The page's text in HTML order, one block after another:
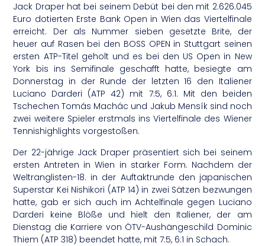
Jack Draper hat bei seinem Debüt bei den mit 2.626.045
Euro dotierten Erste Bank Open in Wien das Viertelfinale
erreicht. Der als Nummer sieben gesetzte Brite, der
heuer auf Rasen bei den BOSS OPEN in Stuttgart seinen
ersten ATP-Titel geholt und es bei den US Open in New
York bis ins Semifinale geschafft hatte, besiegte am
Donnerstag in der Runde der letzten 16 den Italiener
Luciano Darderi (ATP 42) mit 7:5, 6:1. Mit den beiden
Tschechen Tomás Machác und Jakub Mensík sind noch
zwei weitere Spieler erstmals ins Viertelfinale des Wiener
Tennishighlights vorgestoßen.
Der 22-jährige Jack Draper präsentiert sich bei seinem
ersten Antreten in Wien in starker Form. Nachdem der
Weltranglisten-18. in der Auftaktrunde den japanischen
Superstar Kei Nishikori (ATP 14) in zwei Sätzen bezwungen
hatte, gab er sich auch im Achtelfinale gegen Luciano
Darderi keine Blöße und hielt den Italiener, der am
Dienstag die Karriere von ÖTV-Aushängeschild Dominic
Thiem (ATP 318) beendet hatte, mit 7:5, 6:1 in Schach.